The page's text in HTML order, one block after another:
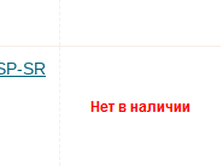
SR